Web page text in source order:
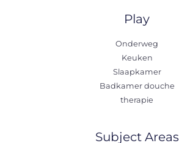
Play
Onderweg
Keuken
Slaapkamer
Badkamer douche
therapie
Subject Areas